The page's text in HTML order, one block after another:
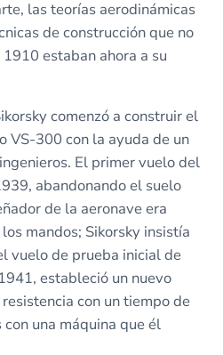
las teorías aerodinámicas
de construcción que no
estaban ahora a su
comenzó a construir el
VS-300 con la ayuda de un
El primer vuelo del
abandonando el suelo
de la aeronave era
mandos; Sikorsky insistía
vuelo de prueba inicial de
estableció un nuevo
con un tiempo de
una máquina que él